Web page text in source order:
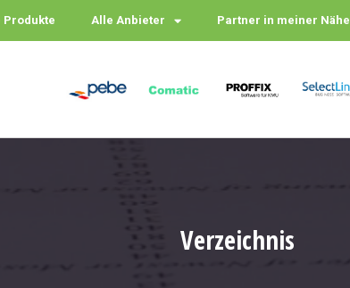
Produkte Alle Anbieter Partner in meiner Nähe
Verzeichnis